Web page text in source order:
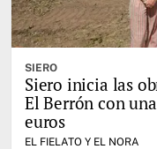
SIERO
Siero inicia las
El Berrón con
euros
EL FIELATO Y EL NORA